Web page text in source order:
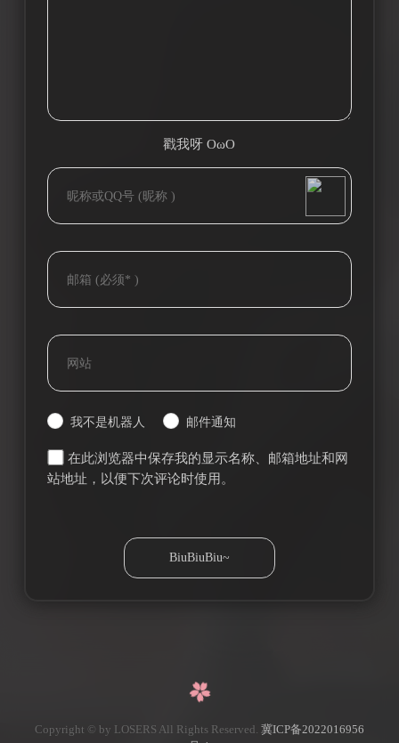
戳我呀 OωO
Tieba
我不是机器人 邮件通知
在此浏览器中保存我的显示名称、邮箱地址和网
站地址，以便下次评论时使用。
Copyright © by LOSERS All Rights Reserved. 冀ICP备2022016956